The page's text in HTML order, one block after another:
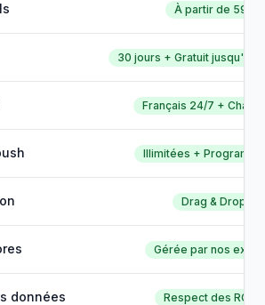
À partir de 59€
30 jours + Gratuit jusqu'à
Français 24/7 + Chat
Illimitées +
Drag & Drop
Gérée par nos
données Respect des RGPD